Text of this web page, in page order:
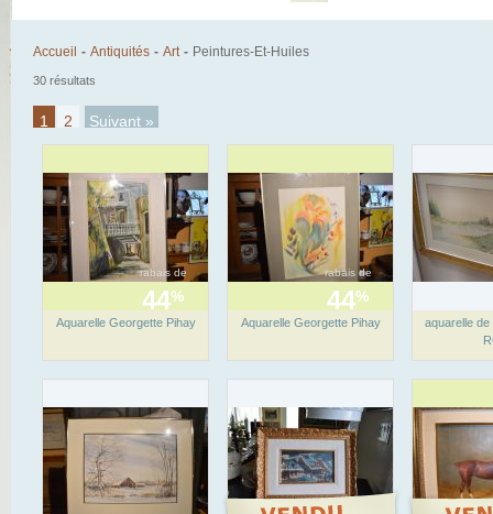
Accueil - Antiquités - Art - Peintures-Et-Huiles
30 résultats
1 2 Suivant »
rabais de
44%
Aquarelle Georgette Pihay
rabais de
44%
Aquarelle Georgette Pihay
aquarelle